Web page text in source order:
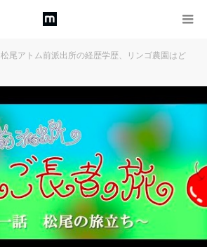
松尾アトム前派出所の経歴学歴、リンゴ農園はど